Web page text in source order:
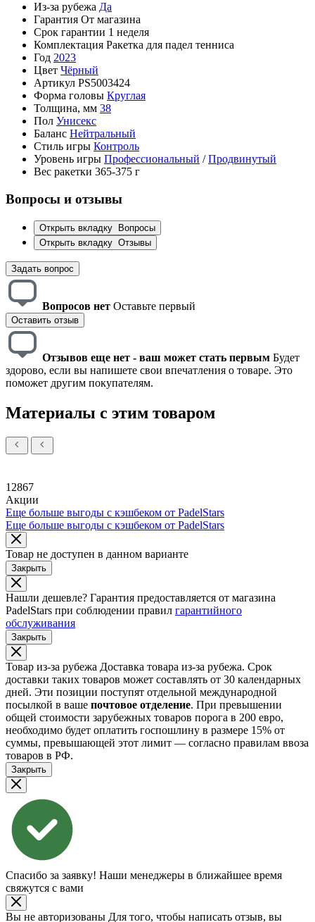
Из-за рубежа Да
Гарантия От магазина
Срок гарантии 1 неделя
Комплектация Ракетка для падел тенниса
Год 2023
Цвет Чёрный
Артикул PS5003424
Форма головы Круглая
Толщина, мм 38
Пол Унисекс
Баланс Нейтральный
Стиль игры Контроль
Уровень игры Профессиональный /Продвинутый
Вес ракетки 365-375 г
Вопросы и отзывы
Открыть вкладку
Вопросы
Открыть вкладку Отзывы
Задать вопрос
Вопросов нет Оставьте первый
Оставить отзыв
Отзывов еще нет - ваш может стать первым Будет
здорово, если вы напишете свои впечатления о товаре. Это
поможет другим покупателям.
Материалы с этим товаром
12867
Акции
Еще больше выгоды с кэшбеком от PadelStars
Еще больше выгоды с кэшбеком от PadelStars
Товар не доступен в данном варианте
Закрыть
Нашли дешевле? Гарантия предоставляется от магазина
PadelStars при соблюдении правил гарантийного
обслуживания
Закрыть
Товар из-за рубежа Доставка товара из-за рубежа. Срок
доставки таких товаров может составлять от 30 календарных
дней. Эти позиции поступят отдельной международной
посылкой в ваше почтовое отделение. При превышении
общей стоимости зарубежных товаров порога в 200 евро,
необходимо будет оплатить госпошлину в размере 15% от
суммы, превышающей этот лимит — согласно правилам ввоза
товаров в РФ.
Закрыть
Спасибо за заявку! Наши менеджеры в ближайшее время
свяжутся с вами
Вы не авторизованы Для того, чтобы написать отзыв, вы